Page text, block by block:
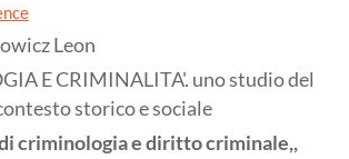
Leon
E CRIMINALITA'. uno studio del
storico e sociale
criminologia e diritto criminale,,